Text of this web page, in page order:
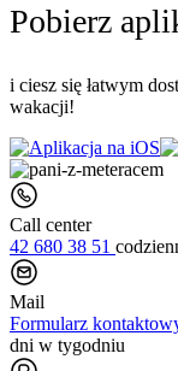
Pobierz
i ciesz się łatwym
wakacji!
Call center
42 680 38 51
Mail
Formularz
dni w tygodniu